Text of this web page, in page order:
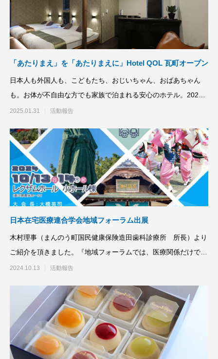
「あたりまえ」を「あたりまえに」Hotel QOL 瓦町オープン
日本人も外国人も、こどもたち、おじいちゃん、おばあちゃん
も。お体が不自由な方でも家族で泊まれる安心のホテル。2025
年1月31日吉日オー
2025.01.31 活動報告
日本在宅医療連合学会地域フォーラム出展
木村理事（まんのう町国民健康保険造田歯科診療所 所長）より
ご紹介を頂きました。『地域フォーラムでは、医療関係だけでな
く、介護にまつわるお金
2024.10.13 活動報告